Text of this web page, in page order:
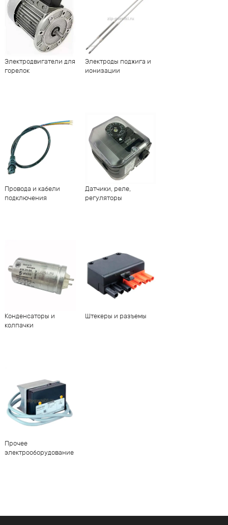
Электродвигатели для
горелок
Электроды поджига и
ионизации
Провода и кабели
подключения
Датчики, реле,
регуляторы
Конденсаторы и
колпачки
Штекеры и разъемы
Прочее
электрооборудование